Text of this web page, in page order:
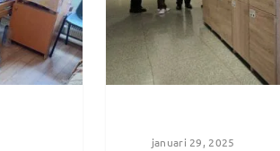
januari 29, 2025